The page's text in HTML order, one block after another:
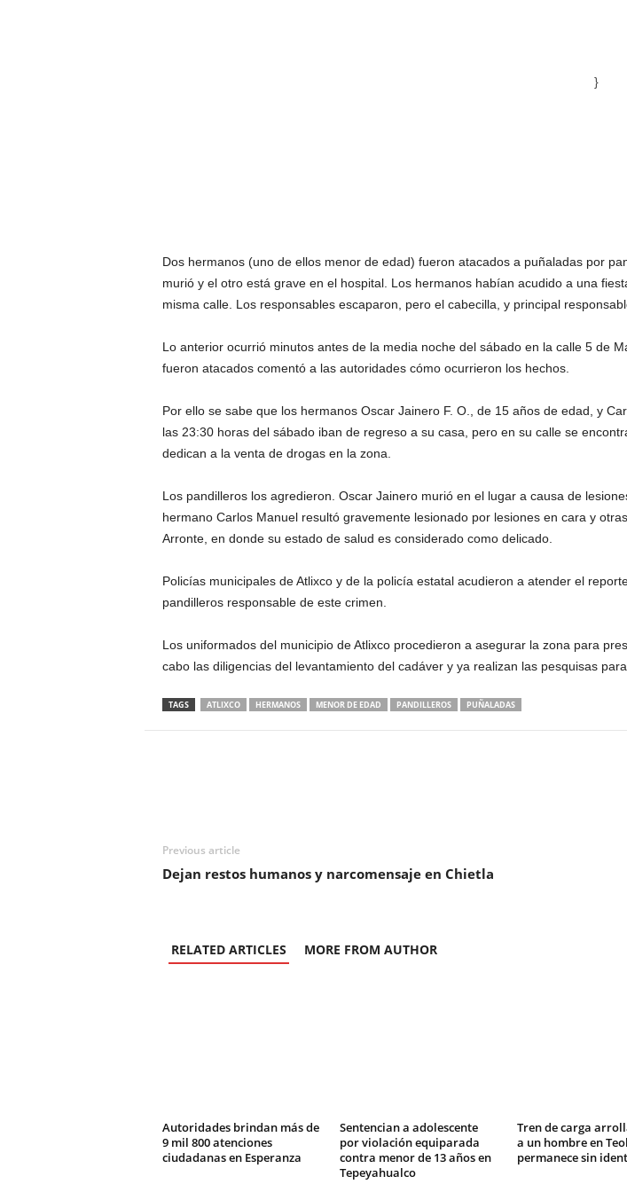
}
Dos hermanos (uno de ellos menor de edad) fueron atacados a puñaladas por
murió y el otro está grave en el hospital. Los hermanos habían acudido a una
misma calle. Los responsables escaparon, pero el cabecilla, y principal
Lo anterior ocurrió minutos antes de la media noche del sábado en la calle 5 de
fueron atacados comentó a las autoridades cómo ocurrieron los hechos.
Por ello se sabe que los hermanos Oscar Jainero F. O., de 15 años de edad, y
las 23:30 horas del sábado iban de regreso a su casa, pero en su calle se
dedican a la venta de drogas en la zona.
Los pandilleros los agredieron. Oscar Jainero murió en el lugar a causa de
hermano Carlos Manuel resultó gravemente lesionado por lesiones en cara y
Arronte, en donde su estado de salud es considerado como delicado.
Policías municipales de Atlixco y de la policía estatal acudieron a atender el
pandilleros responsable de este crimen.
Los uniformados del municipio de Atlixco procedieron a asegurar la zona para
cabo las diligencias del levantamiento del cadáver y ya realizan las pesquisas
TAGS ATLIXCO HERMANOS MENOR DE EDAD PANDILLEROS PUÑALADAS
Previous article
Dejan restos humanos y narcomensaje en Chietla
RELATED ARTICLES MORE FROM AUTHOR
Autoridades brindan más de
9 mil 800 atenciones
ciudadanas en Esperanza
Sentencian a adolescente
por violación equiparada
contra menor de 13 años en
Tepeyahualco
Tren de carga
a un hombre en
permanece sin